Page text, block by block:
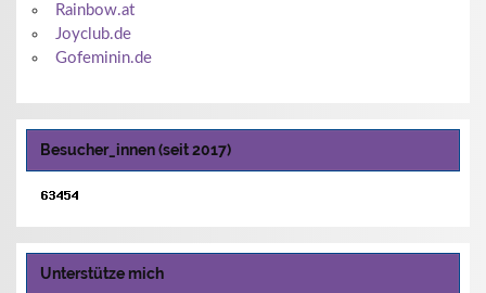
Rainbow.at
Joyclub.de
Gofeminin.de
Besucher_innen (seit 2017)
Unterstütze mich